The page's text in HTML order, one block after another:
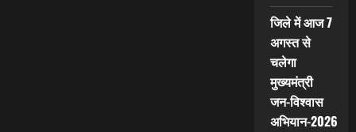
जिले में आज 7
अगस्त से
चलेगा
मुख्यमंत्री
जन-विश्वास
अभियान-2026